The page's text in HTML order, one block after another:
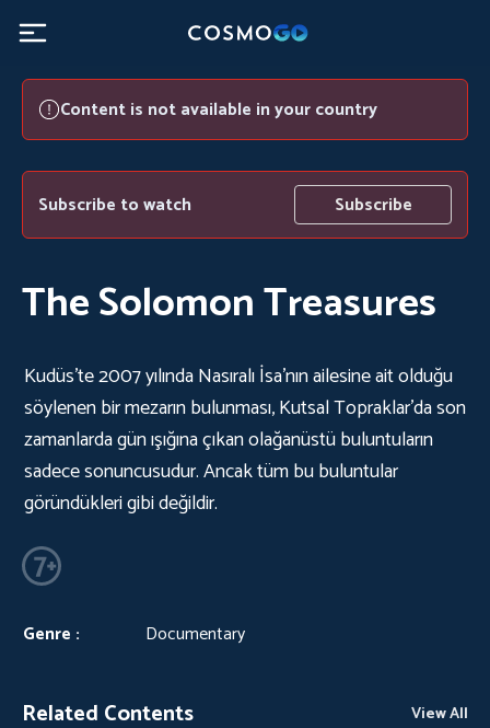
Content is not available in your country
Subscribe to watch Subscribe
The Solomon Treasures
Kudüs'te 2007 yılında Nasıralı İsa'nın ailesine ait olduğu
söylenen bir mezarın bulunması, Kutsal Topraklar'da son
zamanlarda gün ışığına çıkan olağanüstü buluntuların
sadece sonuncusudur. Ancak tüm bu buluntular
göründükleri gibi değildir.
Genre : Documentary
Related Contents View All